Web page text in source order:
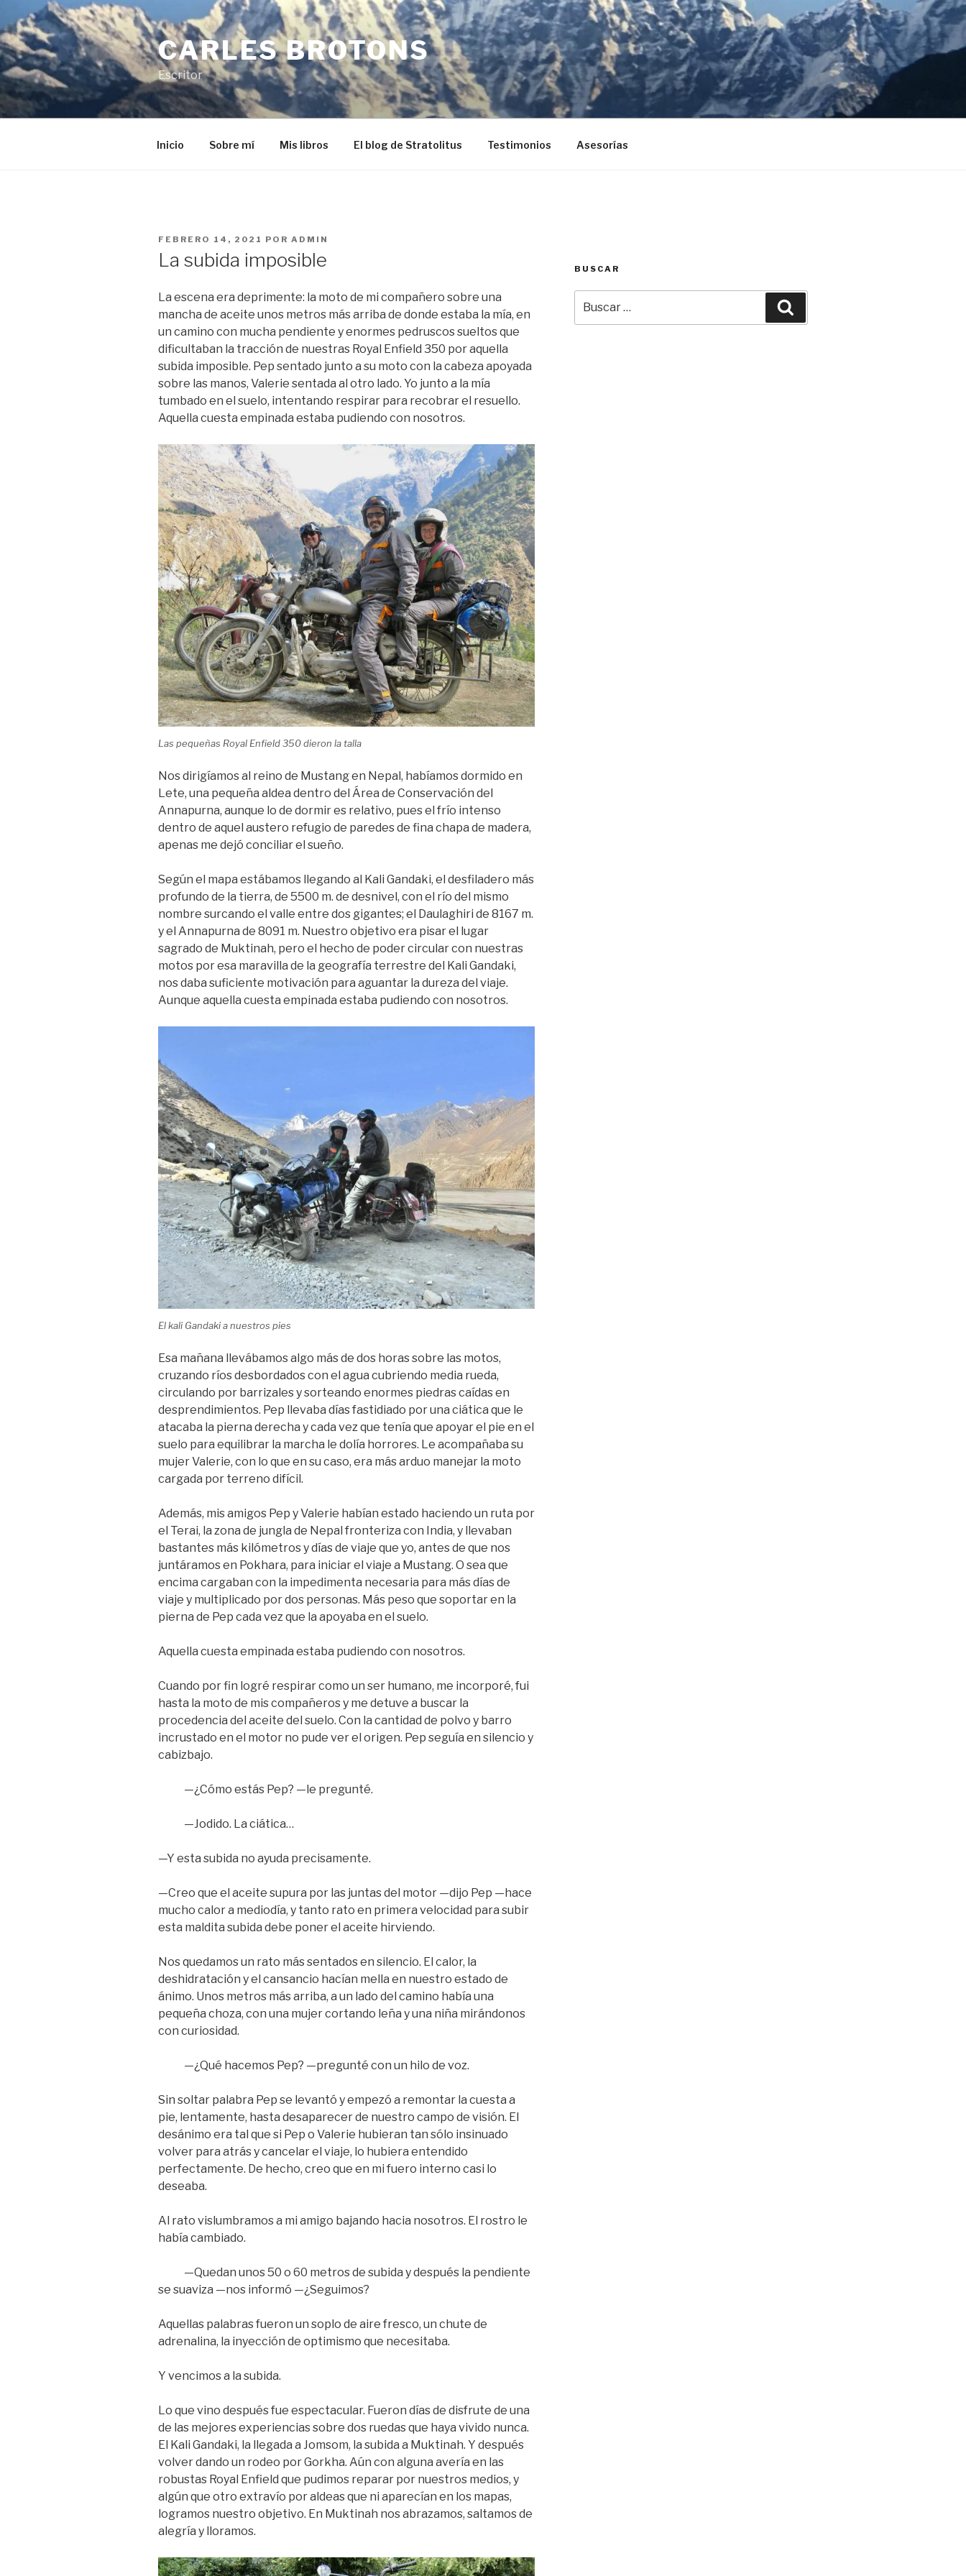
al
contenido
CARLES BROTONS
Escritor
Inicio Sobre mí Mis libros El blog de Stratolitus Testimonios Asesorías
PUBLICADO
EL
FEBRERO 14, 2021 POR ADMIN
La subida imposible
La escena era deprimente: la moto de mi compañero sobre una
mancha de aceite unos metros más arriba de donde estaba la mía, en
un camino con mucha pendiente y enormes pedruscos sueltos que
dificultaban la tracción de nuestras Royal Enfield 350 por aquella
subida imposible. Pep sentado junto a su moto con la cabeza apoyada
sobre las manos, Valerie sentada al otro lado. Yo junto a la mía
tumbado en el suelo, intentando respirar para recobrar el resuello.
Aquella cuesta empinada estaba pudiendo con nosotros.
Las pequeñas Royal Enfield 350 dieron la talla
Nos dirigíamos al reino de Mustang en Nepal, habíamos dormido en
Lete, una pequeña aldea dentro del Área de Conservación del
Annapurna, aunque lo de dormir es relativo, pues el frío intenso
dentro de aquel austero refugio de paredes de fina chapa de madera,
apenas me dejó conciliar el sueño.
Según el mapa estábamos llegando al Kali Gandaki, el desfiladero más
profundo de la tierra, de 5500 m. de desnivel, con el río del mismo
nombre surcando el valle entre dos gigantes; el Daulaghiri de 8167 m.
y el Annapurna de 8091 m. Nuestro objetivo era pisar el lugar
sagrado de Muktinah, pero el hecho de poder circular con nuestras
motos por esa maravilla de la geografía terrestre del Kali Gandaki,
nos daba suficiente motivación para aguantar la dureza del viaje.
Aunque aquella cuesta empinada estaba pudiendo con nosotros.
El kali Gandaki a nuestros pies
Esa mañana llevábamos algo más de dos horas sobre las motos,
cruzando ríos desbordados con el agua cubriendo media rueda,
circulando por barrizales y sorteando enormes piedras caídas en
desprendimientos. Pep llevaba días fastidiado por una ciática que le
atacaba la pierna derecha y cada vez que tenía que apoyar el pie en el
suelo para equilibrar la marcha le dolía horrores. Le acompañaba su
mujer Valerie, con lo que en su caso, era más arduo manejar la moto
cargada por terreno difícil.
Además, mis amigos Pep y Valerie habían estado haciendo un ruta por
el Terai, la zona de jungla de Nepal fronteriza con India, y llevaban
bastantes más kilómetros y días de viaje que yo, antes de que nos
juntáramos en Pokhara, para iniciar el viaje a Mustang. O sea que
encima cargaban con la impedimenta necesaria para más días de
viaje y multiplicado por dos personas. Más peso que soportar en la
pierna de Pep cada vez que la apoyaba en el suelo.
Aquella cuesta empinada estaba pudiendo con nosotros.
Cuando por fin logré respirar como un ser humano, me incorporé, fui
hasta la moto de mis compañeros y me detuve a buscar la
procedencia del aceite del suelo. Con la cantidad de polvo y barro
incrustado en el motor no pude ver el origen. Pep seguía en silencio y
cabizbajo.
—¿Cómo estás Pep? —le pregunté.
—Jodido. La ciática…
—Y esta subida no ayuda precisamente.
—Creo que el aceite supura por las juntas del motor —dijo Pep —hace
mucho calor a mediodía, y tanto rato en primera velocidad para subir
esta maldita subida debe poner el aceite hirviendo.
Nos quedamos un rato más sentados en silencio. El calor, la
deshidratación y el cansancio hacían mella en nuestro estado de
ánimo. Unos metros más arriba, a un lado del camino había una
pequeña choza, con una mujer cortando leña y una niña mirándonos
con curiosidad.
—¿Qué hacemos Pep? —pregunté con un hilo de voz.
Sin soltar palabra Pep se levantó y empezó a remontar la cuesta a
pie, lentamente, hasta desaparecer de nuestro campo de visión. El
desánimo era tal que si Pep o Valerie hubieran tan sólo insinuado
volver para atrás y cancelar el viaje, lo hubiera entendido
perfectamente. De hecho, creo que en mi fuero interno casi lo
deseaba.
Al rato vislumbramos a mi amigo bajando hacia nosotros. El rostro le
había cambiado.
—Quedan unos 50 o 60 metros de subida y después la pendiente
se suaviza —nos informó —¿Seguimos?
Aquellas palabras fueron un soplo de aire fresco, un chute de
adrenalina, la inyección de optimismo que necesitaba.
Y vencimos a la subida.
Lo que vino después fue espectacular. Fueron días de disfrute de una
de las mejores experiencias sobre dos ruedas que haya vivido nunca.
El Kali Gandaki, la llegada a Jomsom, la subida a Muktinah. Y después
volver dando un rodeo por Gorkha. Aún con alguna avería en las
robustas Royal Enfield que pudimos reparar por nuestros medios, y
algún que otro extravío por aldeas que ni aparecían en los mapas,
logramos nuestro objetivo. En Muktinah nos abrazamos, saltamos de
alegría y lloramos.
BUSCAR
por: